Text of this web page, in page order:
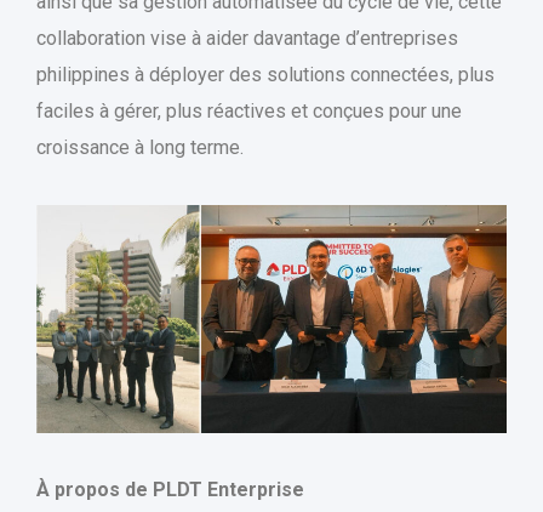
collaboration vise à aider davantage d’entreprises
philippines à déployer des solutions connectées, plus
faciles à gérer, plus réactives et conçues pour une
croissance à long terme.
À propos de PLDT Enterprise